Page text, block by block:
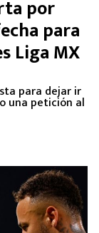
por
para
Liga MX
para dejar ir
una petición al